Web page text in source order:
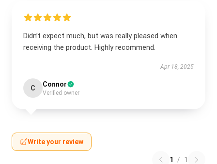
Didn’t expect much, but was really pleased when
receiving the product. Highly recommend.
Apr 18, 2025
C Connor
Verified owner
Write your review
1 / 1